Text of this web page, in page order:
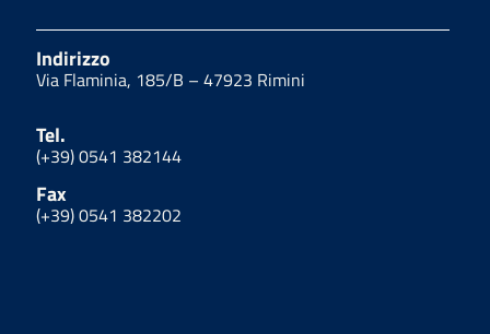
Indirizzo
Via Flaminia, 185/B – 47923 Rimini
Tel.
(+39) 0541 382144
Fax
(+39) 0541 382202